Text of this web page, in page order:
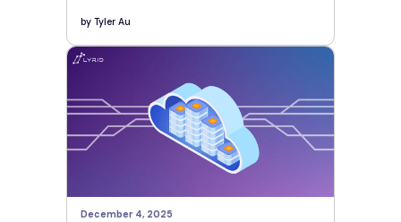
by Tyler Au
December 4, 2025